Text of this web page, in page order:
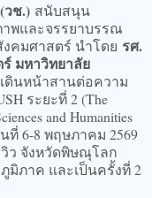
วช.) สนับสนุน
พและจรรยาบรรณ
คมศาสตร์ นำโดย รศ.
มหาวิทยาลัย
เดินหน้าสานต่อความ
ระยะที่ 2 (The
and Humanities
ที่ 6-8 พฤษภาคม 2569
ว จังหวัดพิษณุโลก
มิภาค และเป็นครั้งที่ 2